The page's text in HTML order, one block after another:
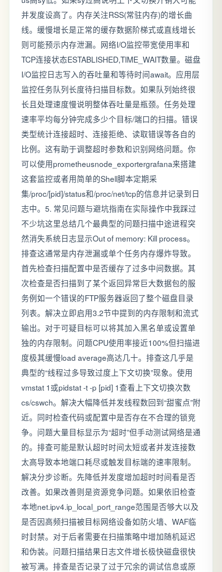
并发度设高了。内存关注RSS(常驻内存)的增长曲
线。缓慢增长是正常的缓存数据阶梯式或直线增长
则可能预示内存泄漏。网络I/O监控带宽使用率和
TCP连接状态ESTABLISHED,TIME_WAIT数量。磁盘
I/O监控日志写入的吞吐量和等待时间await。应用层
监控任务队列长度待扫描目标数。如果队列始终很
长且处理速度慢说明整体吞吐量是瓶颈。任务处理
速率平均每分钟完成多少个目标/端口的扫描。错误
类型统计连接超时、连接拒绝、读取错误等各自的
比例。这有助于调整超时参数和识别网络问题。你
可以使用prometheusnode_exportergrafana来搭建
这套监控或者用简单的Shell脚本定期采
集/proc/[pid]/status和/proc/net/tcp的信息并记录到日
志中。5. 常见问题与避坑指南在实际操作中我踩过
不少坑这里总结几个最典型的问题扫描中途进程突
然消失系统日志显示Out of memory: Kill process。
排查这通常是内存泄漏或单个任务内存爆炸导致。
首先检查扫描配置中是否缓存了过多中间数据。其
次检查是否扫描到了某个返回异常巨大数据包的服
务例如一个错误的FTP服务器返回了整个磁盘目录
列表。解决立即启用3.2节中提到的内存限制和流式
输出。对于可疑目标可以将其加入黑名单或设置单
独的内存限制。问题CPU使用率接近100%但扫描进
度极其缓慢load average高达几十。排查这几乎是
典型的“线程过多导致过度上下文切换”现象。使用
vmstat 1或pidstat -t -p [pid] 1查看上下文切换次数
cs/cswch。解决大幅降低并发线程数回到“甜蜜点”附
近。同时检查代码或配置中是否存在不合理的锁竞
争。问题大量目标显示为“超时”但手动测试网络是通
的。排查可能是默认超时时间太短或者并发连接数
太高导致本地端口耗尽或触发目标端的速率限制。
解决分步诊断。先降低并发度增加超时时间看是否
改善。如果改善则是资源竞争问题。如果依旧检查
本地net.ipv4.ip_local_port_range范围是否够大以及
是否因高频扫描被目标网络设备如防火墙、WAF临
时封禁。对于后者需要在扫描策略中增加随机延迟
和伪装。问题扫描结果日志文件增长极快磁盘很快
被写满。排查是否记录了过于冗余的调试信息或原